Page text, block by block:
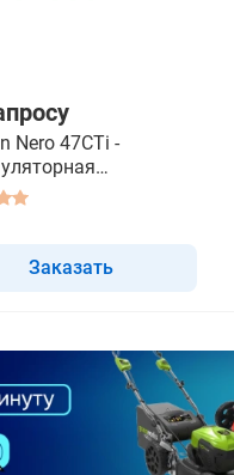
Nero 47CTi -
самоходная
Заказать